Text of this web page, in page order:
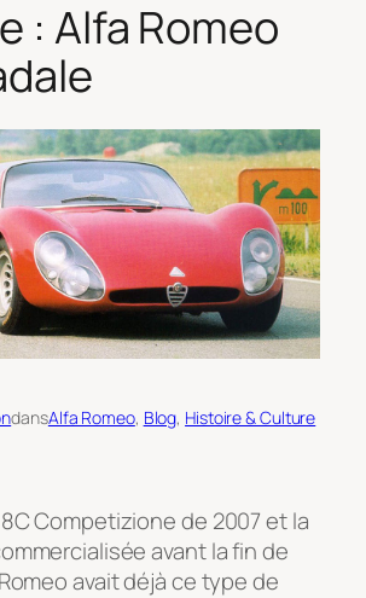
: Alfa Romeo
dansAlfa Romeo, Blog, Histoire & Culture
Competizione de 2007 et la
avant la fin de
avait déjà ce type de